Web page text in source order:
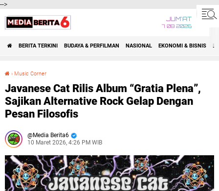
-->
JUM'AT
7 08 2026
BERITA TERKINI BUDAYA & PERFILMAN NASIONAL EKONOMI & BISNIS
› Music Corner
Javanese Cat Rilis Album “Gratia Plena”,
Sajikan Alternative Rock Gelap Dengan
Pesan Filosofis
Media Berita6
10 Maret 2026, 4:26 PM WIB